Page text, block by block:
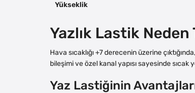
Yükseklik
Yazlık Lastik
Hava sıcaklığı +7 derecenin üzerine
bileşimi ve özel kanal yapısı sayesinde
Yaz Lastiğinin